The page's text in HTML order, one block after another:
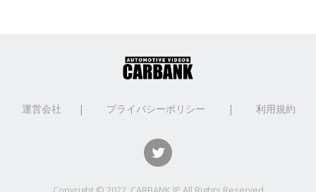
運営会社 | プライバシーポリシー | 利用規約